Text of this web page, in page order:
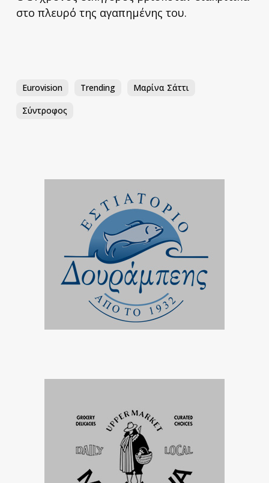
στο πλευρό της αγαπημένης του.
Eurovision Trending
Μαρίνα Σάττι
Σύντροφος